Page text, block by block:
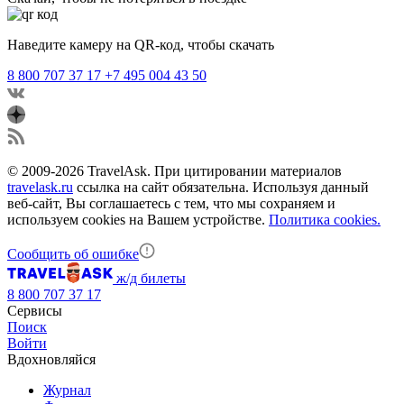
Наведите камеру на QR-код, чтобы скачать
8 800 707 37 17 +7 495 004 43 50
© 2009-2026 TravelAsk. При цитировании материалов
travelask.ru ссылка на сайт обязательна. Используя данный
веб-сайт, Вы соглашаетесь с тем, что мы сохраняем и
используем cookies на Вашем устройстве. Политика cookies.
Сообщить об ошибке
ж/д билеты
8 800 707 37 17
Сервисы
Поиск
Войти
Вдохновляйся
Журнал